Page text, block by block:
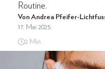
Routine.
Von Andrea Pfeifer-
17. Mai 2025
2 Min.